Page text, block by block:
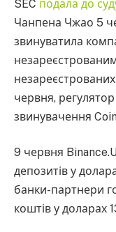
SEC подала до
Чанпена Чжао 5
звинуватила
червня, регулятор
звинувачення
9 червня
депозитів у
банки-партнери
коштів у доларах